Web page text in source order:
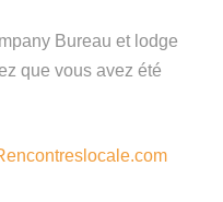
Bureau et lodge
que vous avez été